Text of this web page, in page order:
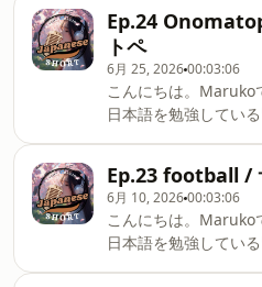
ックについてリラック
ます。皆さんもゆっ
ね。今日のトピックは
This radio program
studying
program, so I hope
your daily
cover one topic. I will
relaxed way, so
Ep.24
トペ
6月 25, 202600:03:06
こんにちは。Maruko
日本語を勉強してい
ックについてリラック
ます。皆さんもゆっく
ね。今日のトピック
This radio program
studying
Ep.23 football /
6月 10, 202600:03:06
こんにちは。Maruko
日本語を勉強してい